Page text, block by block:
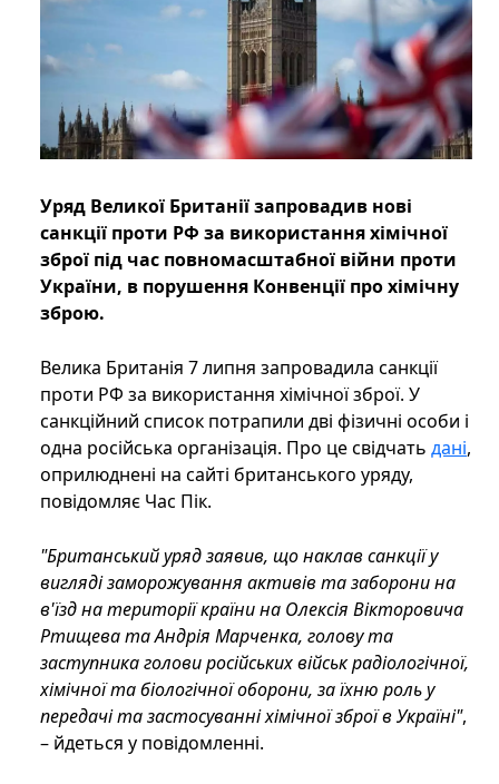
Уряд Великої Британії запровадив нові
санкції проти РФ за використання хімічної
зброї під час повномасштабної війни проти
України, в порушення Конвенції про хімічну
зброю.
Велика Британія 7 липня запровадила санкції
проти РФ за використання хімічної зброї. У
санкційний список потрапили дві фізичні особи і
одна російська організація. Про це свідчать дані,
оприлюднені на сайті британського уряду,
повідомляє Час Пік.
"Британський уряд заявив, що наклав санкції у
вигляді заморожування активів та заборони на
в'їзд на території країни на Олексія Вікторовича
Ртищева та Андрія Марченка, голову та
заступника голови російських військ радіологічної,
хімічної та біологічної оборони, за їхню роль у
передачі та застосуванні хімічної зброї в Україні",
– йдеться у повідомленні.